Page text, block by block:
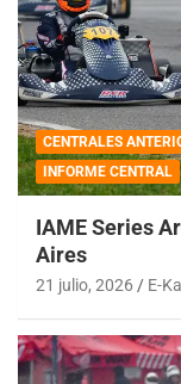
CENTRALES
INFORME CENTRAL
IAME Series
Aires
21 julio, 2026 E-